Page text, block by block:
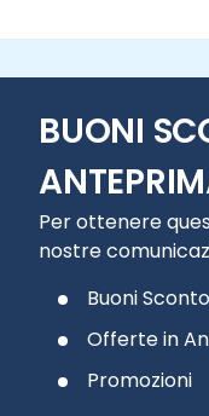
BUONI
Per ottenere
nostre
Buoni Sconto
Offerte in
Promozioni